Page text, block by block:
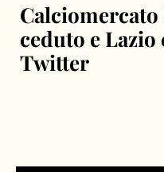
Calciomercato
ceduto e
Twitter